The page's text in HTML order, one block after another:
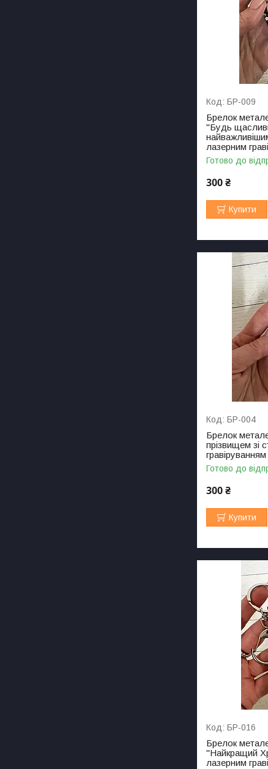
БР-009
Брелок
"Будь
лазерним
Готово до
300 ₴
Купити
БР-004
Брелок
прізвищем зі
гравіруванням
Готово до
300 ₴
Купити
БР-016
Брелок
"Найкращий
лазерним